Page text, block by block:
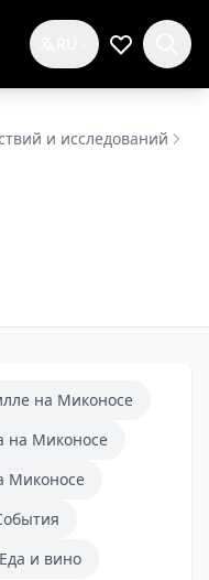
Мой
и исследований
на Миконосе
на Миконосе
Миконосе
Еда и вино